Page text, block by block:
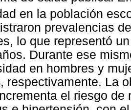
en la población
prevalencias
lo que representó
Durante ese
en hombres y
respectivamente. La
el riesgo